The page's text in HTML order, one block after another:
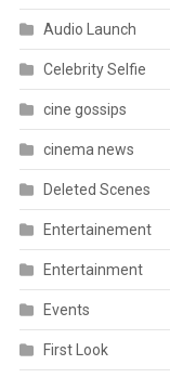
Audio Launch
Celebrity Selfie
cine gossips
cinema news
Deleted Scenes
Entertainement
Entertainment
Events
First Look